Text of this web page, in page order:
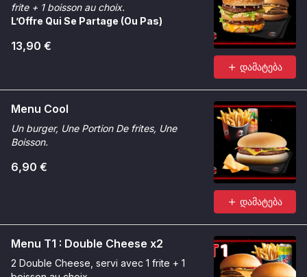
sauce Tinger.
frite + 1 boisson au choix.
L’Offre Qui Se Partage (Ou Pas)
13,90 €
დამატება
Menu Cool
Un burger, Une Portion De frites, Une
Boisson.
6,90 €
დამატება
Menu T1 : Double Cheese x2
2 Double Cheese, servi avec 1 frite + 1